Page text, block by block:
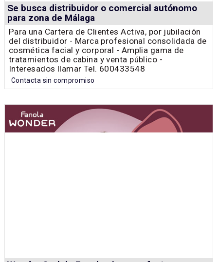
Se busca distribuidor o comercial autónomo
para zona de Málaga
Para una Cartera de Clientes Activa, por jubilación
del distribuidor - Marca profesional consolidada de
cosmética facial y corporal - Amplia gama de
tratamientos de cabina y venta público -
Interesados llamar Tel. 600433548
Contacta sin compromiso